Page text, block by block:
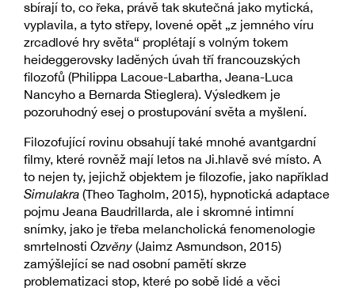
sbírají to, co řeka, právě tak skutečná jako mytická,
vyplavila, a tyto střepy, lovené opět „z jemného víru
zrcadlové hry světa“ proplétají s volným tokem
heideggerovsky laděných úvah tří francouzských
filozofů (Philippa Lacoue-Labartha, Jeana-Luca
Nancyho a Bernarda Stieglera). Výsledkem je
pozoruhodný esej o prostupování světa a myšlení.
Filozofující rovinu obsahují také mnohé avantgardní
filmy, které rovněž mají letos na Ji.hlavě své místo. A
to nejen ty, jejichž objektem je filozofie, jako například
Simulakra (Theo Tagholm, 2015), hypnotická adaptace
pojmu Jeana Baudrillarda, ale i skromné intimní
snímky, jako je třeba melancholická fenomenologie
smrtelnosti Ozvěny (Jaimz Asmundson, 2015)
zamýšlející se nad osobní pamětí skrze
problematizaci stop, které po sobě lidé a věci